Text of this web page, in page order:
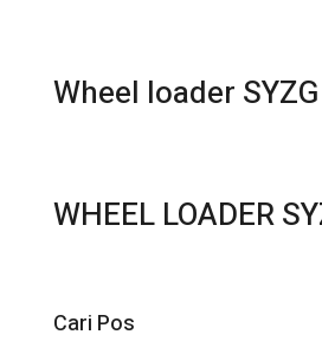
Wheel loader
WHEEL LOADER
Cari Pos